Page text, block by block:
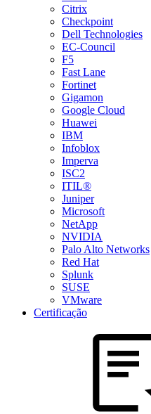
Citrix
Checkpoint
Dell Technologies
EC-Council
F5
Fast Lane
Fortinet
Gigamon
Google Cloud
Huawei
IBM
Infoblox
Imperva
ISC2
ITIL®
Juniper
Microsoft
NetApp
NVIDIA
Palo Alto Networks
Red Hat
Splunk
SUSE
VMware
Certificação